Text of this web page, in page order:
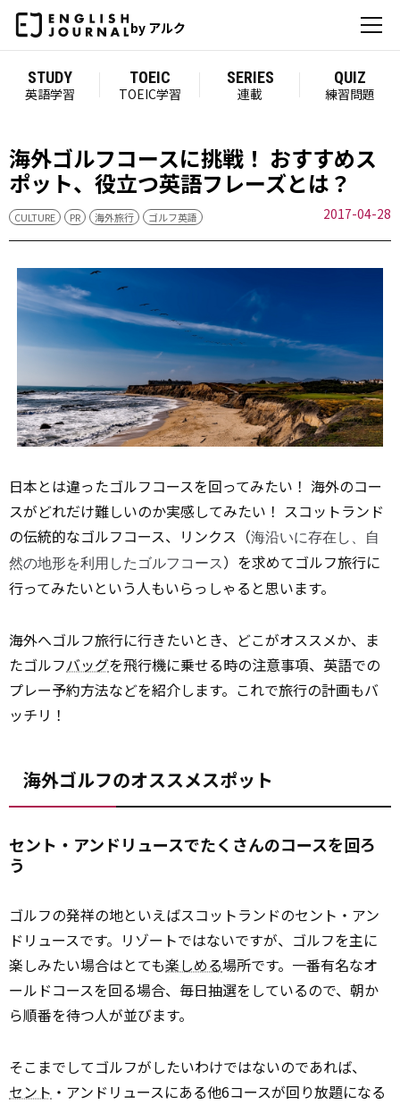
by アルク
STUDY
英語学習
TOEIC
TOEIC学習
SERIES
連載
QUIZ
練習問題
海外ゴルフコースに挑戦！ おすすめス
ポット、役立つ英語フレーズとは？
CULTURE PR 海外旅行 ゴルフ英語 2017-04-28
日本とは違ったゴルフコースを回ってみたい！ 海外のコー
スがどれだけ難しいのか実感してみたい！ スコットランド
の伝統的なゴルフコース、リンクス（海沿いに存在し、自
然の地形を利用したゴルフコース）を求めてゴルフ旅行に
行ってみたいという人もいらっしゃると思います。
海外へゴルフ旅行に行きたいとき、どこがオススメか、ま
たゴルフバッグを飛行機に乗せる時の注意事項、英語での
プレー予約方法などを紹介します。これで旅行の計画もバ
ッチリ！
海外ゴルフのオススメスポット
セント・アンドリュースでたくさんのコースを回ろ
う
ゴルフの発祥の地といえばスコットランドのセント・アン
ドリュースです。リゾートではないですが、ゴルフを主に
楽しみたい場合はとても楽しめる場所です。一番有名なオ
ールドコースを回る場合、毎日抽選をしているので、朝か
ら順番を待つ人が並びます。
そこまでしてゴルフがしたいわけではないのであれば、
セント ・アンドリュースにある他6コースが回り放題になる